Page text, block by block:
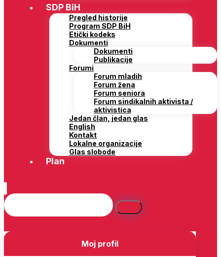
SDP BiH
Pregled historije
Program SDP BiH
Etički kodeks
Dokumenti
Dokumenti
Publikacije
Forumi
Forum mladih
Forum žena
Forum seniora
Forum sindikalnih aktivista /
aktivistica
Jedan član, jedan glas
English
Kontakt
Lokalne organizacije
Glas slobode
Plan
Moj profil